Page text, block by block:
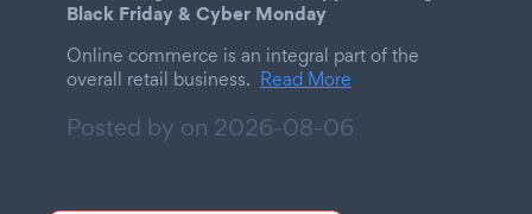
Black Friday & Cyber Monday
Online commerce is an integral part of the
overall retail business. Read More
Posted by on 2026-08-06